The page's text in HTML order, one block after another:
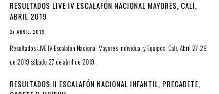
RESULTADOS LIVE IV ESCALAFÓN NACIONAL MAYORES, CALI,
ABRIL 2019
27 ABRIL, 2019
Resultados LIVE IV Escalafón Nacional Mayores Individual y Equipos, Cali, Abril 27-28
de 2019 sábado 27 de abril de 2019…
RESULTADOS II ESCALAFÓN NACIONAL INFANTIL, PRECADETE,